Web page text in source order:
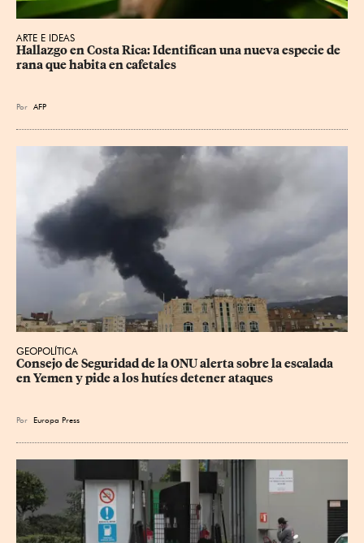
ARTE E IDEAS
Hallazgo en Costa Rica: Identifican una nueva especie de
rana que habita en cafetales
Por AFP
GEOPOLÍTICA
Consejo de Seguridad de la ONU alerta sobre la escalada
en Yemen y pide a los hutíes detener ataques
Por Europa Press